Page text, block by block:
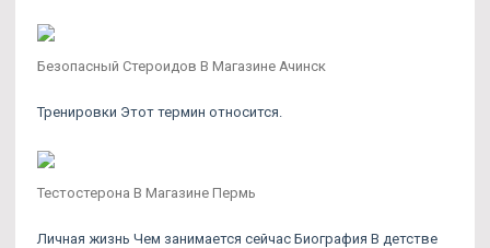
Безопасный Стероидов В Магазине Ачинск
Тренировки Этот термин относится.
Тестостерона В Магазине Пермь
Личная жизнь Чем занимается сейчас Биография В детстве